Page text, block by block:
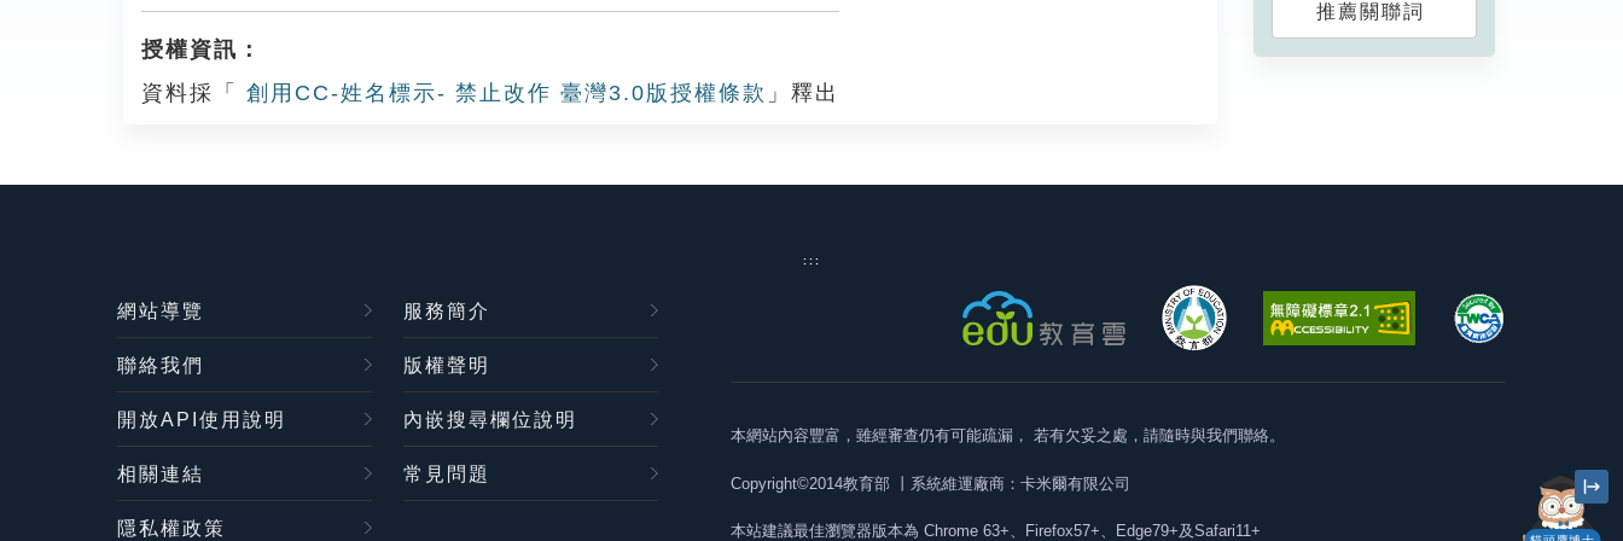
授權資訊：
資料採「
創用CC-姓名標示- 禁止改作 臺灣3.0版授權條款 」釋出
推薦關聯詞
:::
網站導覽 服務簡介
聯絡我們 版權聲明
開放API使用說明 內嵌搜尋欄位說明
相關連結 常見問題
隱私權政策
本網站內容豐富，雖經審查仍有可能疏漏， 若有欠妥之處，請隨時與我們聯絡。
Copyright©2014教育部 丨系統維運廠商：卡米爾有限公司
本站建議最佳瀏覽器版本為 Chrome 63+、Firefox57+、Edge79+及Safari11+